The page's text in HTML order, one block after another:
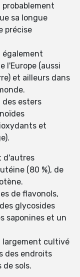
sa longue
précise
également
l'Europe (aussi
et ailleurs dans
esters
et
d'autres
(80 %), de
de flavonols,
glycosides
saponines et un
largement cultivé
des endroits
de sols.